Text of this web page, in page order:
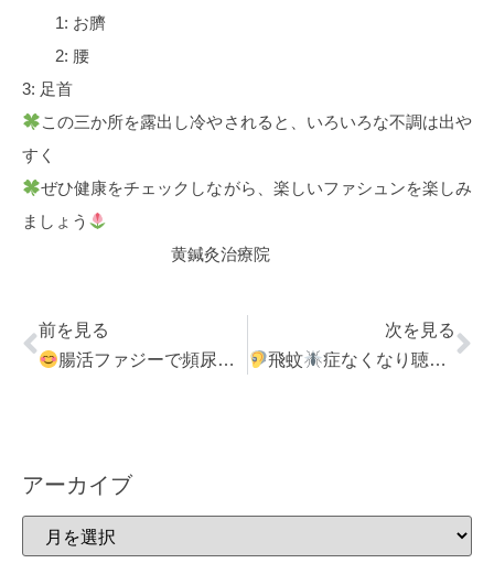
1: お臍
2: 腰
3: 足首
この三か所を露出し冷やされると、いろいろな不調は出や
すく
ぜひ健康をチェックしながら、楽しいファシュンを楽しみ
ましょう
黄鍼灸治療院
前を見る
腸活ファジーで頻尿治って良く眠れた
次を見る
飛蚊
症なくなり聴力も改善された
アーカイブ